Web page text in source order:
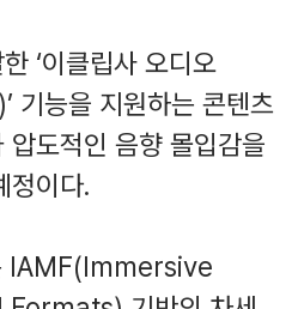
‘이클립사 오디오
기능을 지원하는 콘텐츠
도적인 음향 몰입감을
정이다.
IAMF(Immersive